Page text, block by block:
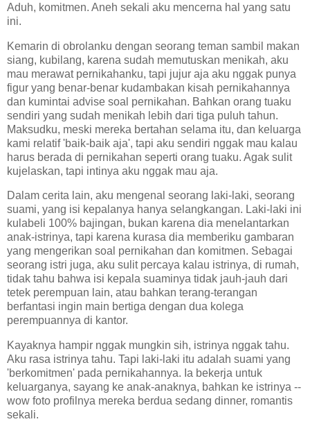
Aduh, komitmen. Aneh sekali aku mencerna hal yang satu
ini.
Kemarin di obrolanku dengan seorang teman sambil makan
siang, kubilang, karena sudah memutuskan menikah, aku
mau merawat pernikahanku, tapi jujur aja aku nggak punya
figur yang benar-benar kudambakan kisah pernikahannya
dan kumintai advise soal pernikahan. Bahkan orang tuaku
sendiri yang sudah menikah lebih dari tiga puluh tahun.
Maksudku, meski mereka bertahan selama itu, dan keluarga
kami relatif 'baik-baik aja', tapi aku sendiri nggak mau kalau
harus berada di pernikahan seperti orang tuaku. Agak sulit
kujelaskan, tapi intinya aku nggak mau aja.
Dalam cerita lain, aku mengenal seorang laki-laki, seorang
suami, yang isi kepalanya hanya selangkangan. Laki-laki ini
kulabeli 100% bajingan, bukan karena dia menelantarkan
anak-istrinya, tapi karena kurasa dia memberiku gambaran
yang mengerikan soal pernikahan dan komitmen. Sebagai
seorang istri juga, aku sulit percaya kalau istrinya, di rumah,
tidak tahu bahwa isi kepala suaminya tidak jauh-jauh dari
tetek perempuan lain, atau bahkan terang-terangan
berfantasi ingin main bertiga dengan dua kolega
perempuannya di kantor.
Kayaknya hampir nggak mungkin sih, istrinya nggak tahu.
Aku rasa istrinya tahu. Tapi laki-laki itu adalah suami yang
'berkomitmen' pada pernikahannya. Ia bekerja untuk
keluarganya, sayang ke anak-anaknya, bahkan ke istrinya --
wow foto profilnya mereka berdua sedang dinner, romantis
sekali.